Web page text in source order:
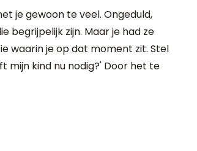
je gewoon te veel. Ongeduld,
begrijpelijk zijn. Maar je had ze
waarin je op dat moment zit. Stel
mijn kind nu nodig?' Door het te